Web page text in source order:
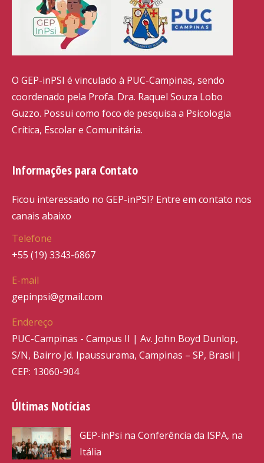
O GEP-inPSI é vinculado à PUC-Campinas, sendo
coordenado pela Profa. Dra. Raquel Souza Lobo
Guzzo. Possui como foco de pesquisa a Psicologia
Crítica, Escolar e Comunitária.
Informações para Contato
Ficou interessado no GEP-inPSI? Entre em contato nos
canais abaixo
Telefone
+55 (19) 3343-6867
E-mail
gepinpsi@gmail.com
Endereço
PUC-Campinas - Campus II | Av. John Boyd Dunlop,
S/N, Bairro Jd. Ipaussurama, Campinas – SP, Brasil |
CEP: 13060-904
Últimas Notícias
GEP-inPsi na Conferência da ISPA, na
Itália